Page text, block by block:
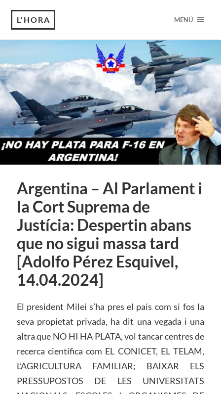
L'HORA MENÚ
Argentina – Al Parlament i
la Cort Suprema de
Justícia: Despertin abans
que no sigui massa tard
[Adolfo Pérez Esquivel,
14.04.2024]
El president Milei s’ha pres el país com si fos la
seva propietat privada, ha dit una vegada i una
altra que NO HI HA PLATA, vol tancar centres de
recerca científica com EL CONICET, EL TELAM,
L’AGRICULTURA FAMILIAR; BAIXAR ELS
PRESSUPOSTOS DE LES UNIVERSITATS